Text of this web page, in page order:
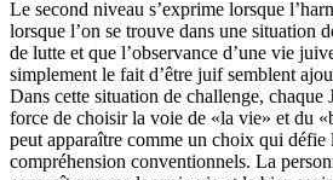
Le second niveau s’exprime lorsque
lorsque l’on se trouve dans une situation
de lutte et que l’observance d’une vie
simplement le fait d’être juif semblent
Dans cette situation de challenge, chaque
force de choisir la voie de «la vie» et du
peut apparaître comme un choix qui défie
compréhension conventionnels. La